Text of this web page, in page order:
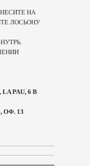
НА
ЛОСЬОНУ
PAU, 6 B
13